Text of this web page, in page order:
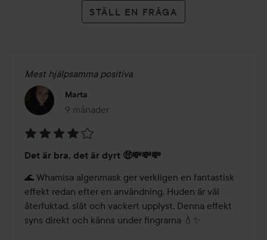
STÄLL EN FRÅGA
Mest hjälpsamma positiva
Marta
9 månader
Inlägget skapades 9 månader
4
av
5
Det är bra, det är dyrt 🤑💸💸💸
🌊 Whamisa algenmask ger verkligen en fantastisk
effekt redan efter en användning. Huden är väl
återfuktad, slät och vackert upplyst. Denna effekt
syns direkt och känns under fingrarna 💧✨